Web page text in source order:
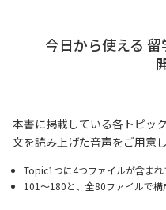
今日から使える
本書に掲載している各トピッ
文を読み上げた音声をご用意し
Topic1つに4つファイルが含まれ
101～180と、全80ファイルで構